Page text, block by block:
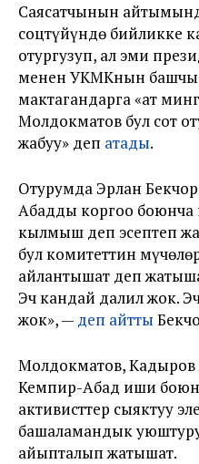
Саясатчынын
соцтүйүндө бийликке
отургузуп, ал эми
менен УКМКнын
мактагандарга «ат
Молдокматов бул сот
жабуу» деп атады.
Отурумда Эрлан
Абадды коргоо боюнча
кылмыш деп эсептеп
бул комитеттин
айлантышат деп
Эч кандай далил жок.
жок», — деп айтты
Молдокматов, Кадыров
Кемпир-Абад иши
активисттер сыяктуу
башаламандык
айыпталып жатышат.